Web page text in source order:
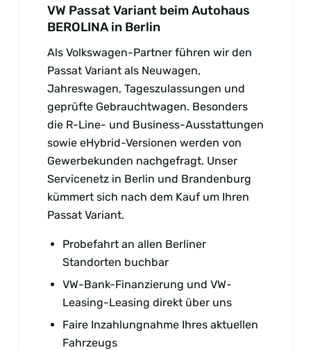
VW Passat Variant beim Autohaus
BEROLINA in Berlin
Als Volkswagen-Partner führen wir den
Passat Variant als Neuwagen,
Jahreswagen, Tageszulassungen und
geprüfte Gebrauchtwagen. Besonders
die R-Line- und Business-Ausstattungen
sowie eHybrid-Versionen werden von
Gewerbekunden nachgefragt. Unser
Servicenetz in Berlin und Brandenburg
kümmert sich nach dem Kauf um Ihren
Passat Variant.
Probefahrt an allen Berliner
Standorten buchbar
VW-Bank-Finanzierung und VW-
Leasing-Leasing direkt über uns
Faire Inzahlungnahme Ihres aktuellen
Fahrzeugs